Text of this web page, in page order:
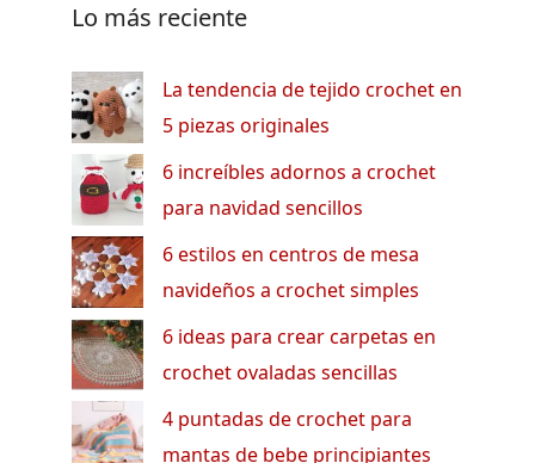
Lo más reciente
La tendencia de tejido crochet en
5 piezas originales
6 increíbles adornos a crochet
para navidad sencillos
6 estilos en centros de mesa
navideños a crochet simples
6 ideas para crear carpetas en
crochet ovaladas sencillas
4 puntadas de crochet para
mantas de bebe principiantes